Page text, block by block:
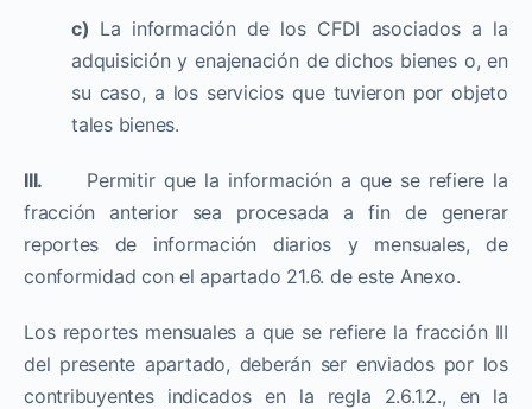
c) La información de los CFDI asociados a la
adquisición y enajenación de dichos bienes o, en
su caso, a los servicios que tuvieron por objeto
tales bienes.
III. Permitir que la información a que se refiere la
fracción anterior sea procesada a fin de generar
reportes de información diarios y mensuales, de
conformidad con el apartado 21.6. de este Anexo.
Los reportes mensuales a que se refiere la fracción III
del presente apartado, deberán ser enviados por los
contribuyentes indicados en la regla 2.6.1.2., en la